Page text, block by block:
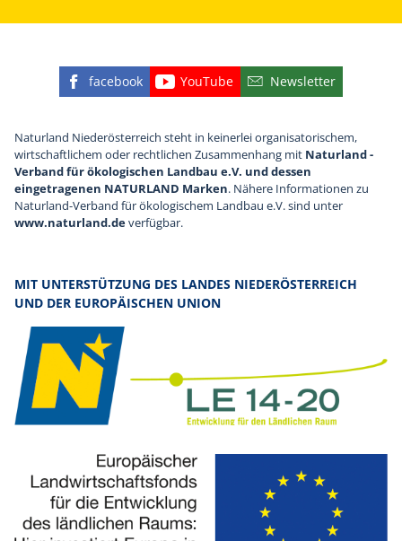
Finden Sie die eNu auf Facebook
facebook Besuchen Sie den
YouTube Abonnieren Sie
Newsletter
Naturland Niederösterreich steht in keinerlei organisatorischem,
wirtschaftlichem oder rechtlichen Zusammenhang mit Naturland -
Verband für ökologischen Landbau e.V. und dessen
eingetragenen NATURLAND Marken. Nähere Informationen zu
Naturland-Verband für ökologischem Landbau e.V. sind unter
www.naturland.deverfügbar.
MIT UNTERSTÜTZUNG DES LANDES NIEDERÖSTERREICH
UND DER EUROPÄISCHEN UNION